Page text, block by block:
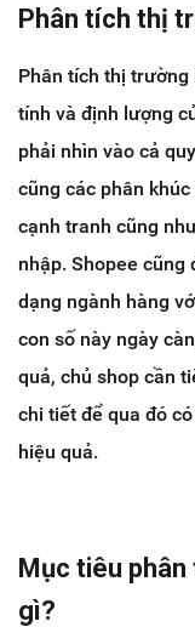
Phân tích thị
Phân tích thị
tính và định lượng
phải nhìn vào cả
cũng các phân
cạnh tranh cũng
nhập. Shopee
dạng ngành hàng
con số này ngày
quả, chủ shop cần
chi tiết để qua đó
hiệu quả.
Mục tiêu
gì?